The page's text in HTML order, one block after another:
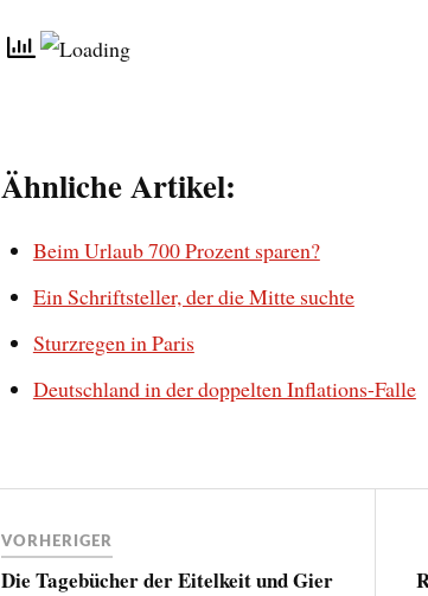
Ähnliche Artikel:
Beim Urlaub 700 Prozent sparen?
Ein Schriftsteller, der die Mitte suchte
Sturzregen in Paris
Deutschland in der doppelten Inflations-Falle
VORHERIGER
Die Tagebücher der Eitelkeit und Gier